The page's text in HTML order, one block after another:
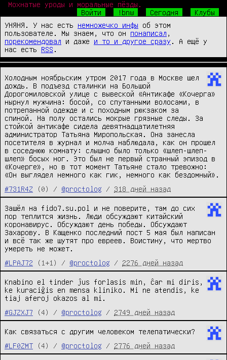
Мохнатые уроды и моральные пёзды.
Войти
!bnw Сегодня
Клубы
УНЯНЯ. У нас есть немножечко инфы об этом
пользователе. Мы знаем, что он понаписал
порекомендовал и даже и то и другое сразу . А ещё у
нас есть RSS
Холодным ноябрьским утром 2017 года в Москве шел
дождь. В подъезд сталинки на Большой
Дорогомиловской улице с вывеской «Антикафе «Кочерга»
нырнул мужчина: босой, со спутанными волосами, в
потрепанной одежде и с походным рюкзаком за
спиной. На полу остались мокрые грязные следы. За
стойкой антикафе сидела девятнадцатилетняя
администратор Татьяна Миропольская. Она занесла
посетителя в журнал и молча наблюдала, как он прошел
в соседнюю комнату: слышно было только «шлеп-шлеп-
шлеп» босых ног. Это был не первый странный эпизод в
«Кочерге», но в тот момент Татьяне стало тревожно:
«Он выглядел немного как гик, немного как бездомный».
#731R4Z
(0) / @proctolog / 318 дней назад
Зашёл на fido7.su.pol и не поверите, там до сих
пор теплится жизнь. Люди обсуждают китайский
коронавирус. Обсуждают день победы. Обсуждают
Захарову. В Кащенко последний пост 5 мая был написан
и всё так же шутят про евреев. Воистину, что мертво
умереть не может.
#LPAJ72
(1+1) / @proctolog / 2276 дней назад
Knabino el tinder ĵus forlasis min, ĉar mi diris,
ke kuraciĝis en mensa kliniko. Mi ne atendis, ke
tiaj aferoj okazos al mi.
#GJZXJ7
(4) / @proctolog / 2749 дней назад
Как связаться с другим человеком телепатически?
#LF0ZMT
(4) / @proctolog / 2776 дней назад